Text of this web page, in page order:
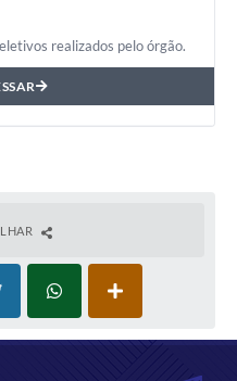
realizados pelo órgão.